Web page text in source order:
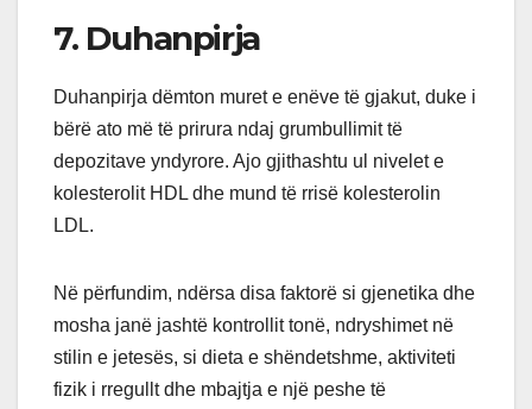
7. Duhanpirja
Duhanpirja dëmton muret e enëve të gjakut, duke i
bërë ato më të prirura ndaj grumbullimit të
depozitave yndyrore. Ajo gjithashtu ul nivelet e
kolesterolit HDL dhe mund të rrisë kolesterolin
LDL.
Në përfundim, ndërsa disa faktorë si gjenetika dhe
mosha janë jashtë kontrollit tonë, ndryshimet në
stilin e jetesës, si dieta e shëndetshme, aktiviteti
fizik i rregullt dhe mbajtja e një peshe të